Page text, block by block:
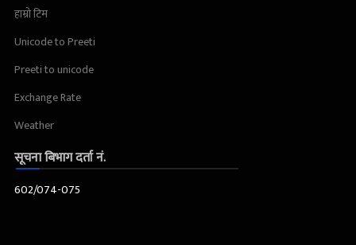
हाम्रो टिम
Unicode to Preeti
Preeti to unicode
Exchange Rate
Weather
सूचना बिभाग दर्ता नं.
602/074-075